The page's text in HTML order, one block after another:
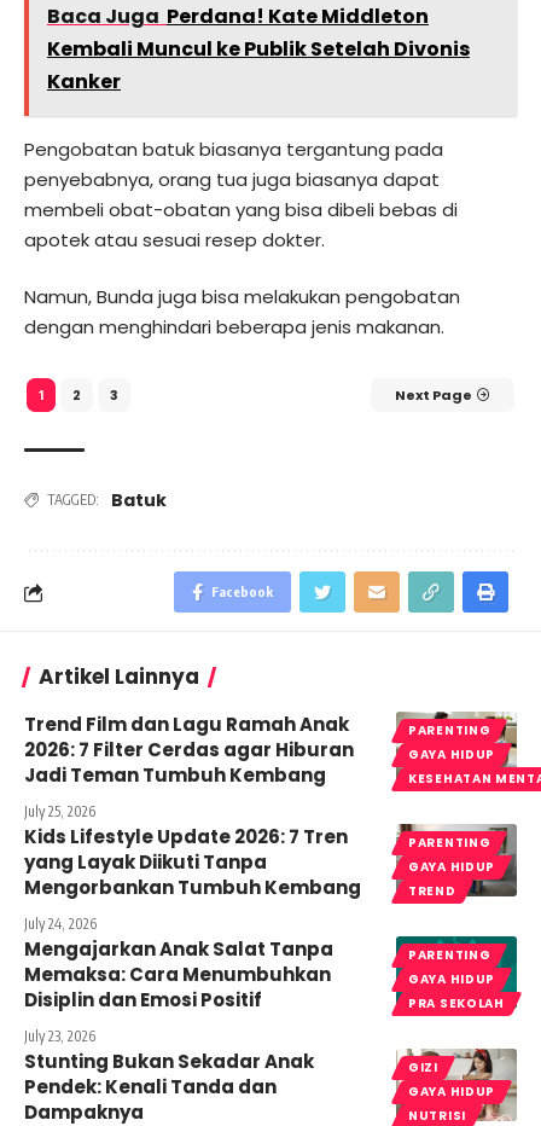
Baca Juga Perdana! Kate Middleton
Kembali Muncul ke Publik Setelah Divonis
Kanker
Pengobatan batuk biasanya tergantung pada
penyebabnya, orang tua juga biasanya dapat
membeli obat-obatan yang bisa dibeli bebas di
apotek atau sesuai resep dokter.
Namun, Bunda juga bisa melakukan pengobatan
dengan menghindari beberapa jenis makanan.
1 2 3 Next Page
TAGGED: Batuk
Facebook
Artikel Lainnya
PARENTING
GAYA HIDUP
KESEHATAN
Trend Film dan Lagu Ramah Anak
2026: 7 Filter Cerdas agar Hiburan
Jadi Teman Tumbuh Kembang
July 25, 2026
PARENTING
GAYA HIDUP
TREND
Kids Lifestyle Update 2026: 7 Tren
yang Layak Diikuti Tanpa
Mengorbankan Tumbuh Kembang
July 24, 2026
PARENTING
GAYA HIDUP
PRA SEKOLAH
Mengajarkan Anak Salat Tanpa
Memaksa: Cara Menumbuhkan
Disiplin dan Emosi Positif
July 23, 2026
GIZI
GAYA HIDUP
NUTRISI
Stunting Bukan Sekadar Anak
Pendek: Kenali Tanda dan
Dampaknya